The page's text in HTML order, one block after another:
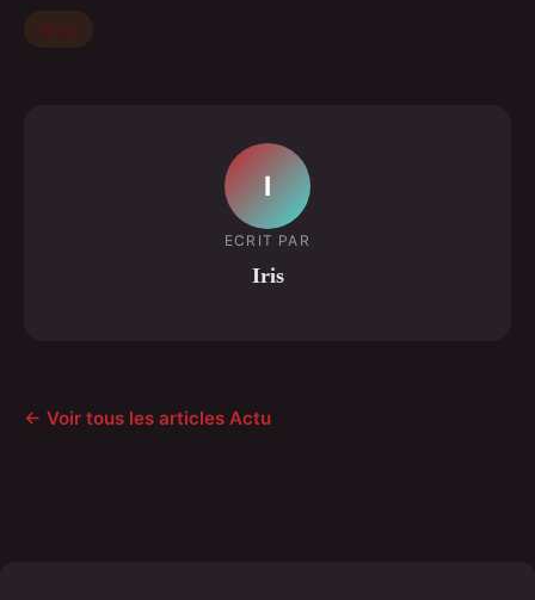
Actu
I
ECRIT PAR
Iris
← Voir tous les articles Actu